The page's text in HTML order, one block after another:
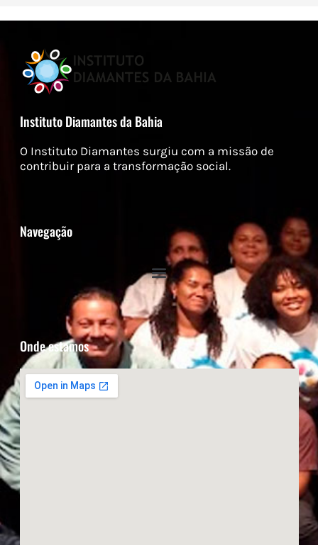
Instituto Diamantes da Bahia
O Instituto Diamantes surgiu com a missão de
contribuir para a transformação social.
Navegação
Onde estamos